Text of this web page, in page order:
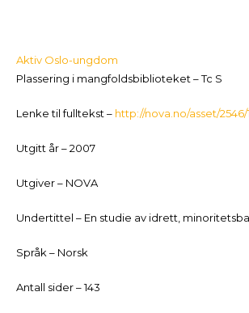
Aktiv Oslo-ungdom
Plassering i mangfoldsbiblioteket – Tc S
Lenke til fulltekst – http://nova.no/asset/2546/
Utgitt år – 2007
Utgiver – NOVA
Undertittel – En studie av idrett,
Språk – Norsk
Antall sider – 143